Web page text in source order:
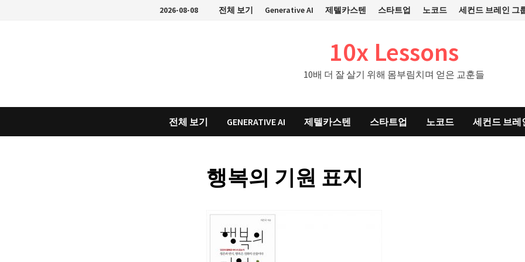
2026-08-08 전체 보기 Generative AI 제텔카스텐 스타트업 노코드 세컨드 브레인 그
10x Lessons
10배 더 잘 살기 위해 몸부림치며 얻은 교훈들
전체 보기 GENERATIVE AI 제텔카스텐 스타트업 노코드 세컨드 브레
행복의 기원 표지